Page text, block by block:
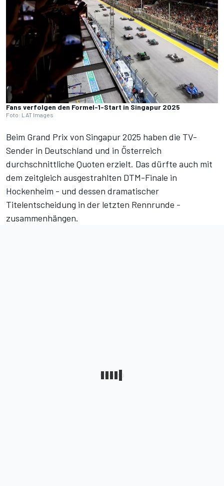
Fans verfolgen den Formel-1-Start in Singapur 2025
Foto: LAT Images
Beim Grand Prix von Singapur 2025 haben die TV-
Sender in Deutschland und in Österreich
durchschnittliche Quoten erzielt. Das dürfte auch mit
dem zeitgleich ausgestrahlten DTM-Finale in
Hockenheim - und dessen dramatischer
Titelentscheidung in der letzten Rennrunde -
zusammenhängen.